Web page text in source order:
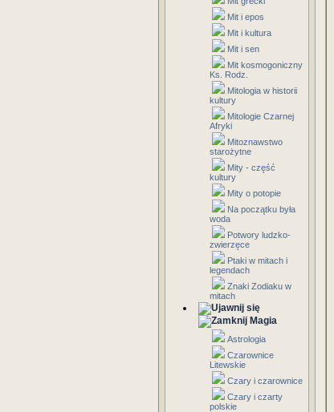
Mit i epos
Mit i kultura
Mit i sen
Mit kosmogoniczny
Ks. Rodz.
Mitologia w historii
kultury
Mitologie Czarnej
Afryki
Mitoznawstwo
starożytne
Mity - część
kultury
Mity o potopie
Na początku była
woda
Potwory ludzko-
zwierzęce
Ptaki w mitach i
legendach
Znaki Zodiaku w
mitach
Magia
Astrologia
Czarownice
Litewskie
Czary i czarownice
Czary i czarty
polskie